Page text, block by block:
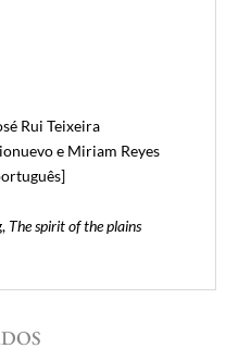
Rui Teixeira
e Miriam Reyes
The spirit of the plains